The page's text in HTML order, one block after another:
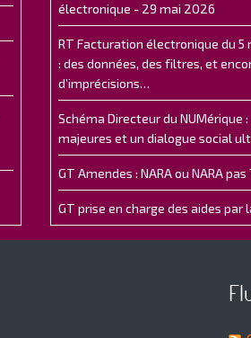
électronique - 29 mai 2026
RT Facturation électronique du 5
: des données, des filtres, et
d’imprécisions…
Schéma Directeur du NUMérique
majeures et un dialogue social
GT Amendes : NARA ou NARA pas
GT prise en charge des aides par